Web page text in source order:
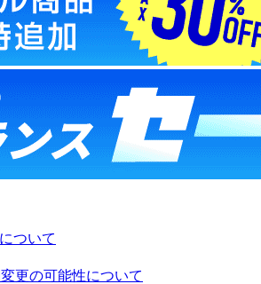
ついて
更の可能性について